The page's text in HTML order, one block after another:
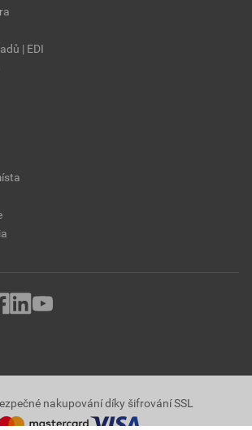
| EDI
nakupování díky šifrování SSL